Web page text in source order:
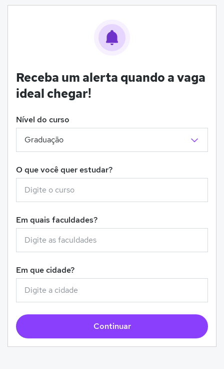
Receba um alerta quando a vaga
ideal chegar!
Nível do curso
O que você quer estudar?
Em quais faculdades?
Em que cidade?
Continuar